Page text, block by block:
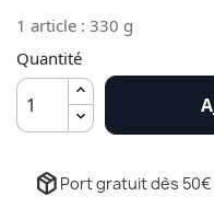
1 article : 330 g
Quantité
package_2 Port gratuit dès 50€